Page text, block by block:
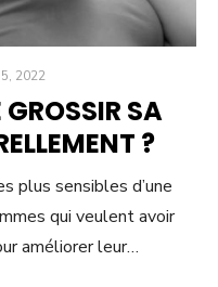
2022
SA
?
plus sensibles d’une
qui veulent avoir
améliorer leur…